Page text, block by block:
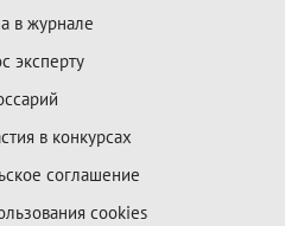
в журнале
эксперту
в конкурсах
соглашение
cookies